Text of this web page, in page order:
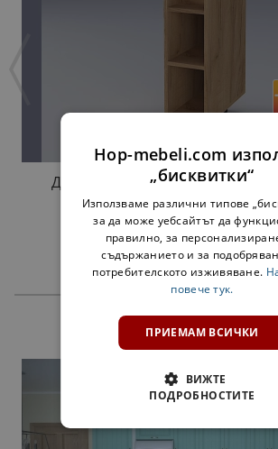
ДОЛНА ЕТАЖЕРКА АННА Н20П
34,00 €
ПРОДУКТИ
Hop-mebeli.com
„бисквитки“
Използваме различни типове
за да може уебсайтът да
правилно, за
съдържанието и за
потребителското изживяване.
повече тук.
ПРИЕМАМ ВСИЧКИ
ВИЖТЕ
ПОДРОБНОСТИТЕ